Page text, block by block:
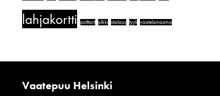
lahjakortti polttarit silkki stailaus tyyli vaatelainaamo
Vaatepuu Helsinki